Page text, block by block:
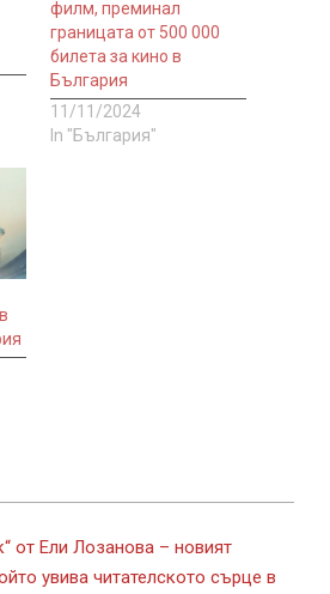
филм, преминал
границата от 500 000
билета за кино в
България
11/11/2024
In "България"
от Ели Лозанова – новият
увива читателското сърце в